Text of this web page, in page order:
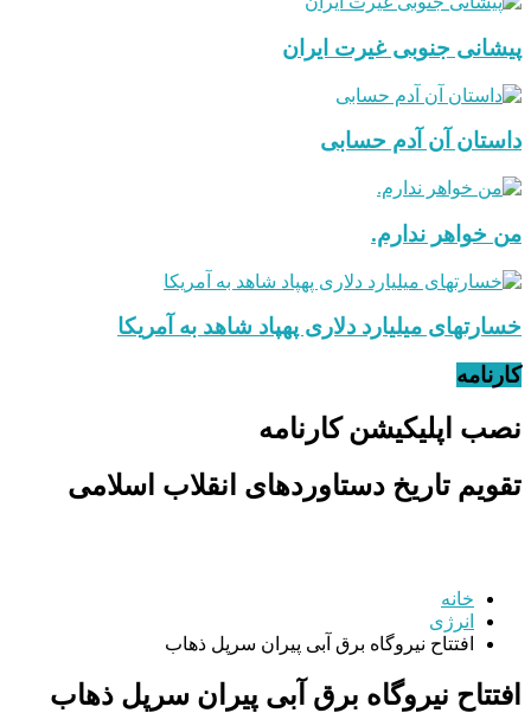
پیشانی جنوبی غیرت ایران
داستان آن آدم حسابی
من خواهر ندارم.
خسارتهای میلیارد دلاری پهپاد شاهد به آمریکا
کارنامه
نصب اپلیکیشن کارنامه
تقویم تاریخ دستاوردهای انقلاب اسلامی
خانه
انرژی
افتتاح نیروگاه برق آبی پیران سرپل ذهاب
افتتاح نیروگاه برق آبی پیران سرپل ذهاب